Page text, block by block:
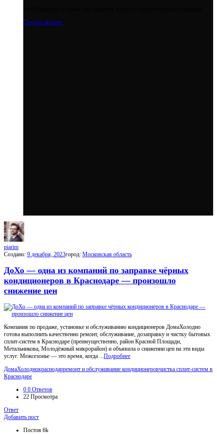
Создать аккаунт
МойГород
Последний
Посты
piarim
Создано: 9 декабря, 2023город: Московская область
ДоХо — одна из компаний по заправке чёрных
кондиционеров в Краснодаре — произошло
снижение цен
Компания по продаже, установке и обслуживанию кондиционеров ДомаХолодно
готова выполнить качественно ремонт, обслуживание, дозаправку и чистку бытовых
сплит-систем в Краснодаре (преимущественно, район Красной Площади,
Метальникова, Молодёжный микрорайон) и объявила о снижении цен на эти виды
услуг. Межсезонье — это время, когда ...Подробнее
ДомаХолоднокраснодарремонт и обслуживание кондиционеровчистка сплит-систем в
Краснодаре
0 0 Ответов
22 Просмотра
Ответ
Боковая
Добавить пост
Статистика
Постов 6k